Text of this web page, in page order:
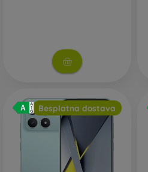
Besplatna dostava